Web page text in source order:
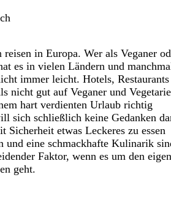
reisen in Europa. Wer als Veganer
es in vielen Ländern und
immer leicht. Hotels,
nicht gut auf Veganer und
hart verdienten Urlaub richtig
sich schließlich keine Gedanken
Sicherheit etwas Leckeres zu essen
und eine schmackhafte Kulinarik
Faktor, wenn es um den
geht.